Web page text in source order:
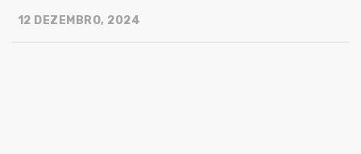
12 DEZEMBRO, 2024